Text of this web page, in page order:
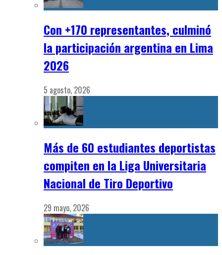
Con +170 representantes, culminó
la participación argentina en Lima
2026
5 agosto, 2026
Más de 60 estudiantes deportistas
compiten en la Liga Universitaria
Nacional de Tiro Deportivo
29 mayo, 2026